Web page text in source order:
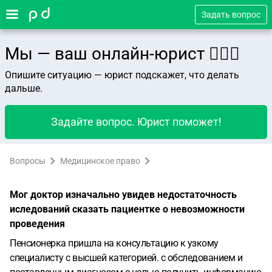
Задать вопрос
Мы — ваш онлайн-юрист 👨🏻‍⚖️
Опишите ситуацию — юрист подскажет, что делать
дальше.
Задайте вопрос. Юрист поможет!
Вопросы Медицинское право
Мог доктор изначально увидев недостаточность
иследований сказать пациентке о невозможности
проведения
Пенсионерка пришла на консультацию к узкому
специалисту с высшей категорией. с обследованием и